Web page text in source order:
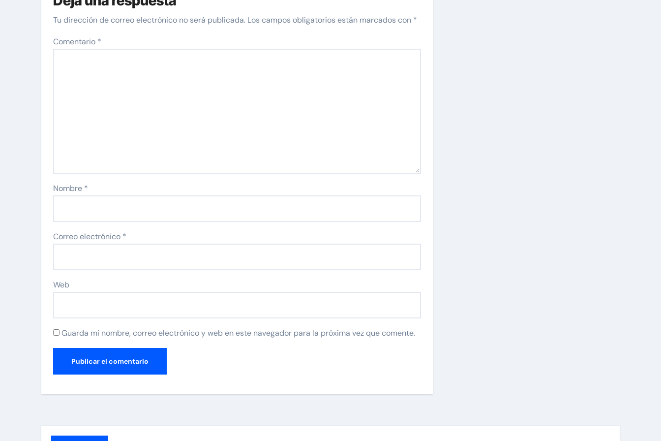
Tu dirección de correo electrónico no será publicada. Los campos obligatorios están marcados con *
Comentario *
Nombre *
Correo electrónico *
Web
Guarda mi nombre, correo electrónico y web en este navegador para la próxima vez que comente.